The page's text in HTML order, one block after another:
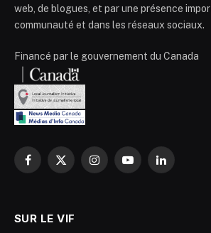
web, de blogues, et par une présence
communauté et dans les réseaux sociaux.
Financé par le gouvernement du Canada
Facebook
X
InstagramYouTubeLinkedIn
SUR LE VIF